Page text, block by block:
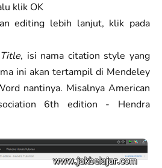
klik OK
editing lebih lanjut, klik pada
Title, isi nama citation style yang
ini akan tertampil di Mendeley
nantinya. Misalnya American
6th edition - Hendra